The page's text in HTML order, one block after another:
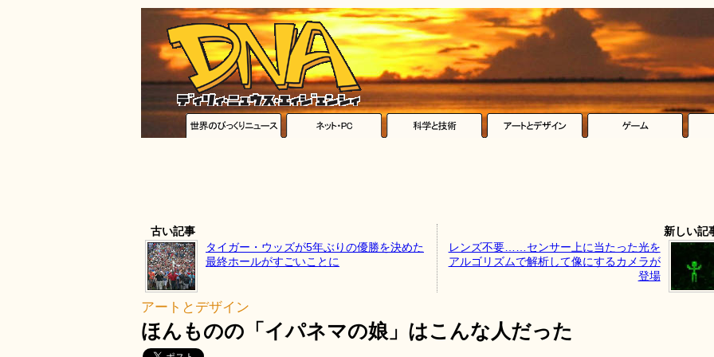
古い記事
タイガー・ウッズが5年ぶりの優勝を決めた
最終ホールがすごいことに
新しい記
レンズ不要……センサー上に当たった光を
アルゴリズムで解析して像にするカメラが
登場
アートとデザイン
ほんものの「イパネマの娘」はこんな人だった